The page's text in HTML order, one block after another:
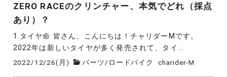
ZERO RACEのクリンチャー、本気でどれ（採点
あり）？
1.タイヤ命 皆さん、こんにちは！チャリダーMです。
2022年は新しいタイヤが多く発売されて、タイ...
2022/12/26(月) パーツ/ ロードバイク charider-M